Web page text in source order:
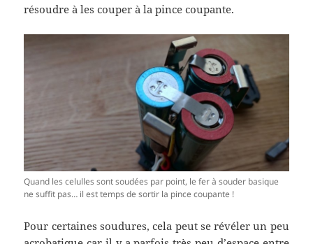
résoudre à les couper à la pince coupante.
Quand les celulles sont soudées par point, le fer à souder basique
ne suffit pas… il est temps de sortir la pince coupante !
Pour certaines soudures, cela peut se révéler un peu